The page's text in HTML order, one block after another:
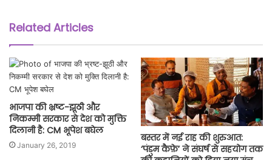
Related Articles
भाजपा की भ्रष्ट-झूठी और
निकम्मी सरकार से देश को मुक्ति
दिलानी है: CM भूपेश बघेल
January 26, 2019
बस्तर में नई राह की शुरुआत:
‘पंडुम कैफ़े’ ने संघर्ष से सहयोग तक